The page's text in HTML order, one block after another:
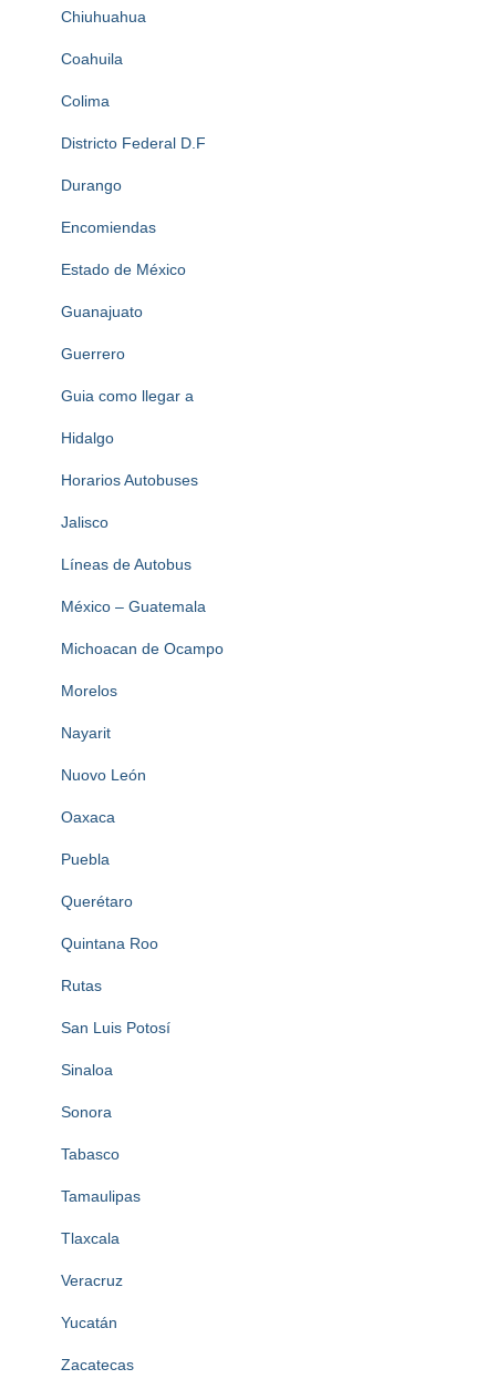
Chiuhuahua
Coahuila
Colima
Districto Federal D.F
Durango
Encomiendas
Estado de México
Guanajuato
Guerrero
Guia como llegar a
Hidalgo
Horarios Autobuses
Jalisco
Líneas de Autobus
México – Guatemala
Michoacan de Ocampo
Morelos
Nayarit
Nuovo León
Oaxaca
Puebla
Querétaro
Quintana Roo
Rutas
San Luis Potosí
Sinaloa
Sonora
Tabasco
Tamaulipas
Tlaxcala
Veracruz
Yucatán
Zacatecas